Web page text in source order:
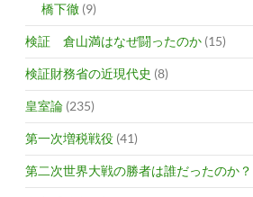
橋下徹 (9)
検証 倉山満はなぜ闘ったのか (15)
検証財務省の近現代史 (8)
皇室論 (235)
第一次増税戦役 (41)
第二次世界大戦の勝者は誰だったのか？